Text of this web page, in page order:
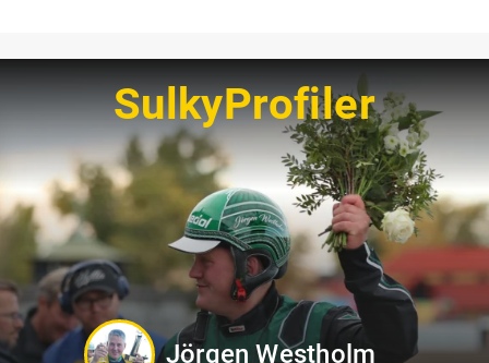
SulkyProfiler